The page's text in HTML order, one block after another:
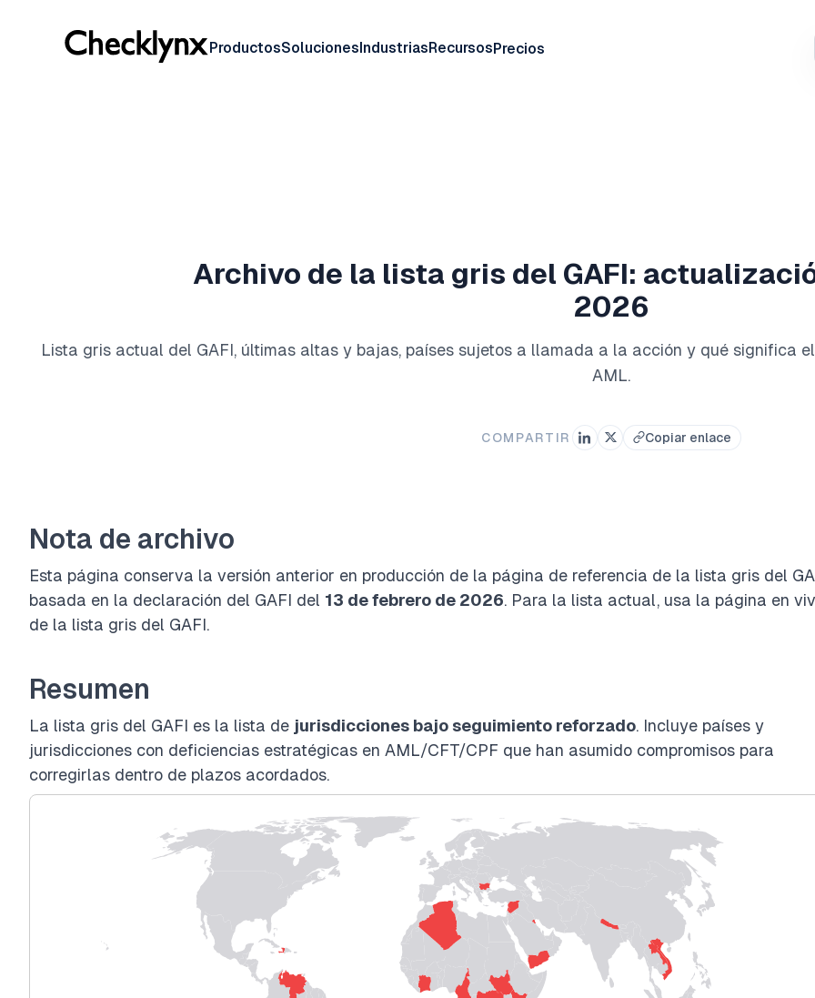
ProductosSoluciones Industrias Recursos Precios
Archivo de la lista gris del GAFI:
2026
Lista gris actual del GAFI, últimas altas y bajas, países sujetos a llamada a la acción y qué significa
AML.
COMPARTIR Copiar enlace
Nota de archivo
Esta página conserva la versión anterior en producción de la página de referencia de la lista gris del
basada en la declaración del GAFI del 13 de febrero de 2026. Para la lista actual, usa la página en
de la lista gris del GAFI.
Resumen
La lista gris del GAFI es la lista de jurisdicciones bajo seguimiento reforzado. Incluye países y
jurisdicciones con deficiencias estratégicas en AML/CFT/CPF que han asumido compromisos para
corregirlas dentro de plazos acordados.